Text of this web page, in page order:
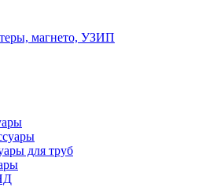
магнето, УЗИП
для труб